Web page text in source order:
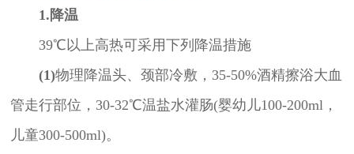
1.降温
39℃以上高热可采用下列降温措施
(1)物理降温头、颈部冷敷，35-50%酒精擦浴大血
管走行部位，30-32℃温盐水灌肠(婴幼儿100-200ml，
儿童300-500ml)。